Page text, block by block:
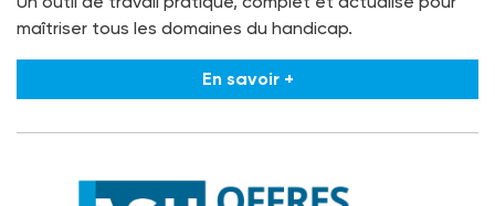
maîtriser tous les domaines du handicap.
En savoir +